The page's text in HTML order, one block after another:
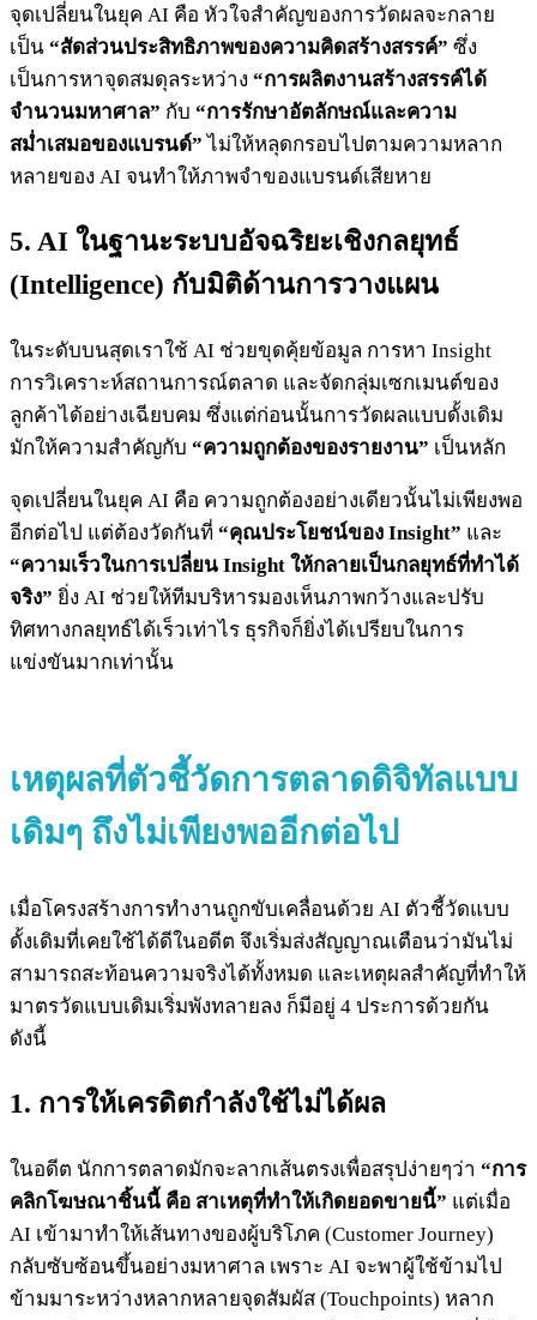
จุดเปลี่ยนในยุค AI คือ หัวใจสำคัญของการวัดผลจะกลาย
เป็น “สัดส่วนประสิทธิภาพของความคิดสร้างสรรค์” ซึ่ง
เป็นการหาจุดสมดุลระหว่าง “การผลิตงานสร้างสรรค์ได้
จำนวนมหาศาล” กับ “การรักษาอัตลักษณ์และความ
สม่ำเสมอของแบรนด์” ไม่ให้หลุดกรอบไปตามความหลาก
หลายของ AI จนทำให้ภาพจำของแบรนด์เสียหาย
5. AI ในฐานะระบบอัจฉริยะเชิงกลยุทธ์
(Intelligence) กับมิติด้านการวางแผน
ในระดับบนสุดเราใช้ AI ช่วยขุดคุ้ยข้อมูล การหา Insight
การวิเคราะห์สถานการณ์ตลาด และจัดกลุ่มเซกเมนต์ของ
ลูกค้าได้อย่างเฉียบคม ซึ่งแต่ก่อนนั้นการวัดผลแบบดั้งเดิม
มักให้ความสำคัญกับ “ความถูกต้องของรายงาน” เป็นหลัก
จุดเปลี่ยนในยุค AI คือ ความถูกต้องอย่างเดียวนั้นไม่เพียงพอ
อีกต่อไป แต่ต้องวัดกันที่ “คุณประโยชน์ของ Insight” และ
“ความเร็วในการเปลี่ยน Insight ให้กลายเป็นกลยุทธ์ที่ทำได้
จริง” ยิ่ง AI ช่วยให้ทีมบริหารมองเห็นภาพกว้างและปรับ
ทิศทางกลยุทธ์ได้เร็วเท่าไร ธุรกิจก็ยิ่งได้เปรียบในการ
แข่งขันมากเท่านั้น
เหตุผลที่ตัวชี้วัดการตลาดดิจิทัลแบบ
เดิมๆ ถึงไม่เพียงพออีกต่อไป
เมื่อโครงสร้างการทำงานถูกขับเคลื่อนด้วย AI ตัวชี้วัดแบบ
ดั้งเดิมที่เคยใช้ได้ดีในอดีต จึงเริ่มส่งสัญญาณเตือนว่ามันไม่
สามารถสะท้อนความจริงได้ทั้งหมด และเหตุผลสำคัญที่ทำให้
มาตรวัดแบบเดิมเริ่มพังทลายลง ก็มีอยู่ 4 ประการด้วยกัน
ดังนี้
1. การให้เครดิตกำลังใช้ไม่ได้ผล
ในอดีต นักการตลาดมักจะลากเส้นตรงเพื่อสรุปง่ายๆว่า “การ
คลิกโฆษณาชิ้นนี้ คือ สาเหตุที่ทำให้เกิดยอดขายนี้” แต่เมื่อ
AI เข้ามาทำให้เส้นทางของผู้บริโภค (Customer Journey)
กลับซับซ้อนขึ้นอย่างมหาศาล เพราะ AI จะพาผู้ใช้ข้ามไป
ข้ามมาระหว่างหลากหลายจุดสัมผัส (Touchpoints) หลาก